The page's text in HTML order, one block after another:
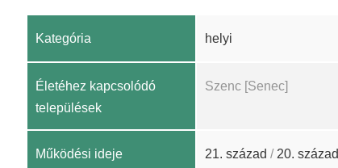
Kategória helyi
Életéhez kapcsolódó
települések
Szenc [Senec]
Működési ideje 21. század / 20. század